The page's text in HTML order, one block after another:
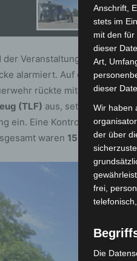
der Veranstaltung wurde die
alarmiert. Auf etwa50–60
rückte mit einem
(TLF) aus, setzte ein C-
ein. Eine Kontrolle mit der
waren 15
Anschrift,
stets im
mit den
dieser
Art,
dieser
Wir haben
der über
frei,
Die